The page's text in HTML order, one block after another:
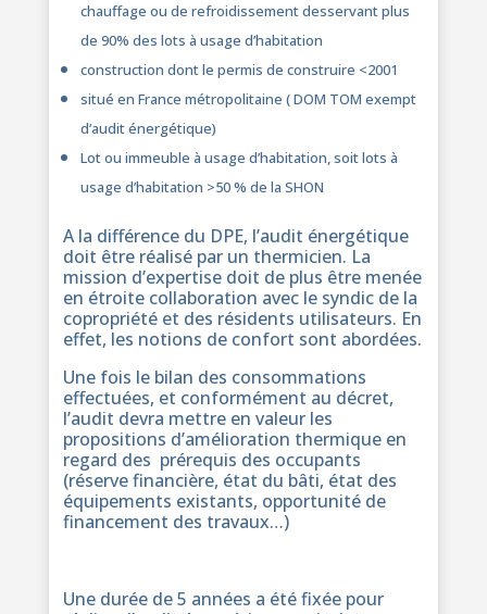
chauffage ou de refroidissement desservant plus
de 90% des lots à usage d’habitation
construction dont le permis de construire <2001
situé en France métropolitaine ( DOM TOM exempt
d’audit énergétique)
Lot ou immeuble à usage d’habitation, soit lots à
usage d’habitation >50 % de la SHON
A la différence du DPE, l’audit énergétique
doit être réalisé par un thermicien. La
mission d’expertise doit de plus être menée
en étroite collaboration avec le syndic de la
copropriété et des résidents utilisateurs. En
effet, les notions de confort sont abordées.
Une fois le bilan des consommations
effectuées, et conformément au décret,
l’audit devra mettre en valeur les
propositions d’amélioration thermique en
regard des prérequis des occupants
(réserve financière, état du bâti, état des
équipements existants, opportunité de
financement des travaux…)
Une durée de 5 années a été fixée pour